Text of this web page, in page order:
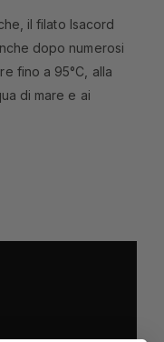
il filato Isacord
dopo numerosi
fino a 95°C, alla
di mare e ai